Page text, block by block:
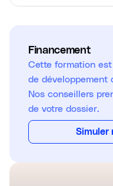
Financement
Cette formation
de développement
Nos conseillers
de votre dossier.
Simuler